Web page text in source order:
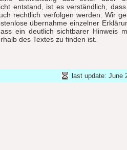
entstand, ist es verständlich,
rechtlich verfolgen werden. Wir
übernahme einzelner
ein deutlich sichtbarer Hinweis
des Textes zu finden ist.
last update: June